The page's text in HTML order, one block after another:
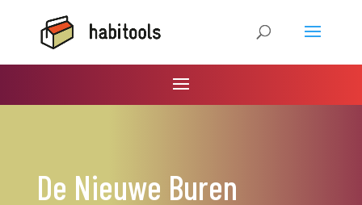
De Nieuwe Buren